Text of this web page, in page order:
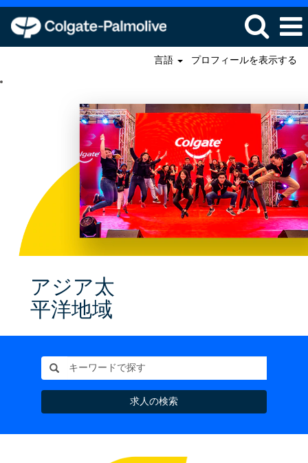
言語 プロフィールを表示する
アジア太
平洋地域
ーストラリア、
1927年にフィリ
ピン、その10年
事業を展開しま
は、アジア太平
求人の検索